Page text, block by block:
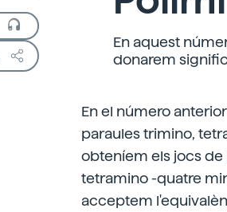
En aquest
donarem
En el número
paraules trimino,
obteníem els jocs
tetramino -quatre
acceptem